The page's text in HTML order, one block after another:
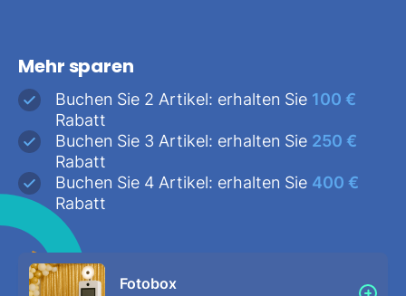
Mehr sparen
Buchen Sie 2 Artikel: erhalten Sie 100 €
Rabatt
Buchen Sie 3 Artikel: erhalten Sie 250 €
Rabatt
Buchen Sie 4 Artikel: erhalten Sie 400 €
Rabatt
Fotobox